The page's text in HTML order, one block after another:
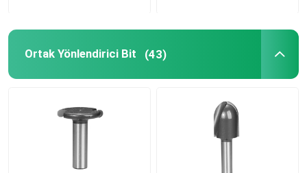
Ortak Yönlendirici Bit (43)